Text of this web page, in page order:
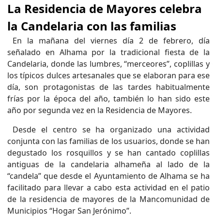
La Residencia de Mayores celebra
la Candelaria con las familias
En la mañana del viernes día 2 de febrero, día
señalado en Alhama por la tradicional fiesta de la
Candelaria, donde las lumbres, “merceores”, coplillas y
los típicos dulces artesanales que se elaboran para ese
día, son protagonistas de las tardes habitualmente
frías por la época del año, también lo han sido este
año por segunda vez en la Residencia de Mayores.
Desde el centro se ha organizado una actividad
conjunta con las familias de los usuarios, donde se han
degustado los rosquillos y se han cantado coplillas
antiguas de la candelaria alhameña al lado de la
“candela” que desde el Ayuntamiento de Alhama se ha
facilitado para llevar a cabo esta actividad en el patio
de la residencia de mayores de la Mancomunidad de
Municipios “Hogar San Jerónimo”.